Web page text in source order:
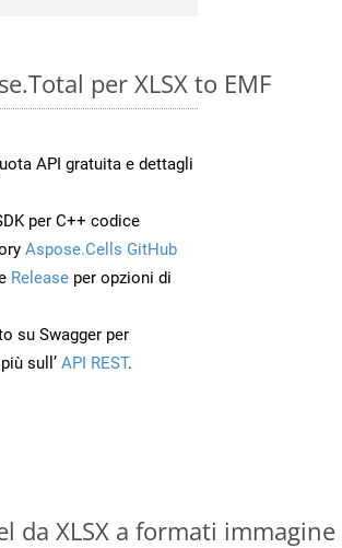
per XLSX to EMF
API gratuita e dettagli
per C++ codice
Aspose.Cells GitHub
Release per opzioni di
su Swagger per
sull’ API REST.
da XLSX a formati immagine